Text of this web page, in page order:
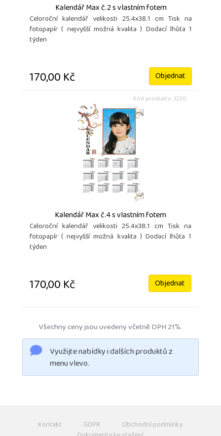
Kalendář Max č.2 s vlastním fotem
Celoroční kalendář velikosti 25.4x38.1 cm Tisk na
fotopapír ( nejvyšší možná kvalita ) Dodací lhůta 1
týden
170,00 Kč Objednat
Kód produktu: 3220
Kalendář Max č.4 s vlastním fotem
Celoroční kalendář velikosti 25.4x38.1 cm Tisk na
fotopapír ( nejvyšší možná kvalita ) Dodací lhůta 1
týden
170,00 Kč Objednat
Všechny ceny jsou uvedeny včetně DPH 21%.
Využijte nabídky i dalších produktů z
menu vlevo.
Kontakt GDPR Obchodní podmínky